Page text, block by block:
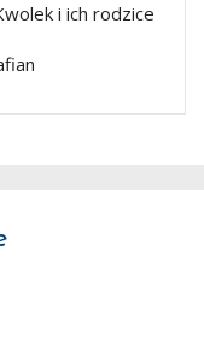
i ich rodzice